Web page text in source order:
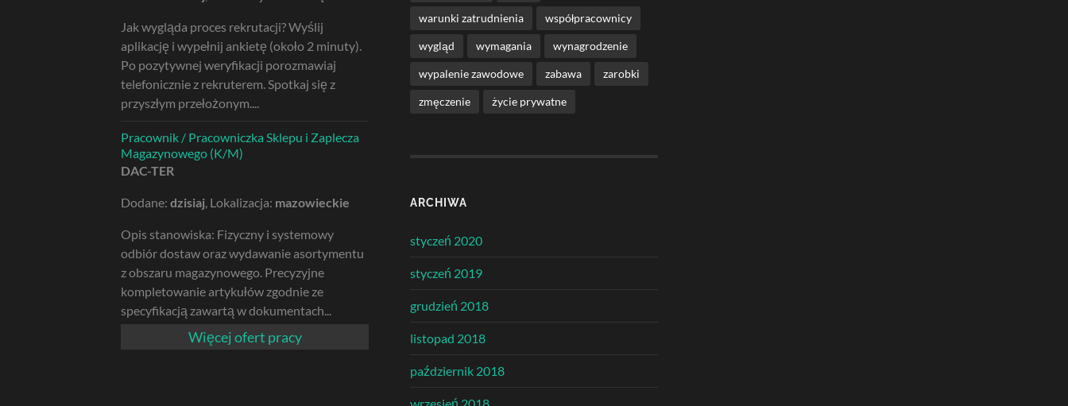
Jak wygląda proces rekrutacji? Wyślij
aplikację i wypełnij ankietę (około 2 minuty).
Po pozytywnej weryfikacji porozmawiaj
telefonicznie z rekruterem. Spotkaj się z
przyszłym przełożonym....
Pracownik / Pracowniczka Sklepu i Zaplecza
Magazynowego (K/M)
DAC-TER
Dodane: dzisiaj , Lokalizacja: mazowieckie
Opis stanowiska: Fizyczny i systemowy
odbiór dostaw oraz wydawanie asortymentu
z obszaru magazynowego. Precyzyjne
kompletowanie artykułów zgodnie ze
specyfikacją zawartą w dokumentach...
Więcej ofert pracy
warunki zatrudnienia współpracownicy
wygląd wymagania wynagrodzenie
wypalenie zawodowe zabawa zarobki
zmęczenie życie prywatne
ARCHIWA
styczeń 2020
styczeń 2019
grudzień 2018
listopad 2018
październik 2018